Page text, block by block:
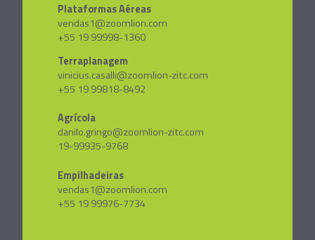
Plataformas Aéreas
vendas1@zoomlion.com
+55 19 99998-1360
Terraplanagem
vinicius.casalli@zoomlion-zitc.com
+55 19 99818-8492
Agrícola
danilo.gringo@zoomlion-zitc.com
19-99935-9768
Empilhadeiras
vendas1@zoomlion.com
+55 19 99976-7734